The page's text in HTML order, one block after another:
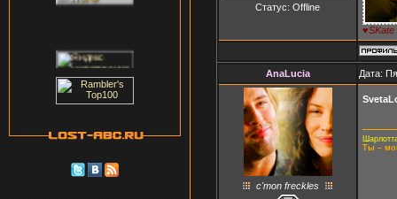
Статус: Offline
♥SKate
AnaLucia Дата:
c'mon freckles
Ты –